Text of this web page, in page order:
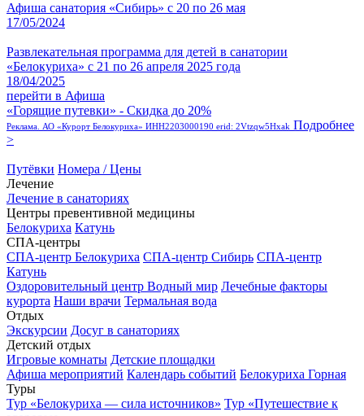
Афиша санатория «Сибирь» с 20 по 26 мая
17/05/2024
Развлекательная программа для детей в санатории
«Белокуриха» с 21 по 26 апреля 2025 года
18/04/2025
перейти в Афиша
«Горящие путевки» - Скидка до 20%
Реклама. АО «Курорт Белокуриха» ИНН2203000190 erid: 2Vtzqw5Hxak Подробнее
>
Путёвки Номера / Цены
Лечение
Лечение в санаториях
Центры превентивной медицины
Белокуриха Катунь
СПА-центры
СПА-центр Белокуриха СПА-центр Сибирь СПА-центр
Катунь
Оздоровительный центр Водный мир Лечебные факторы
курорта Наши врачи Термальная вода
Отдых
Экскурсии Досуг в санаториях
Детский отдых
Игровые комнаты Детские площадки
Афиша мероприятий Календарь событий Белокуриха Горная
Туры
Тур «Белокуриха — сила источников» Тур «Путешествие к